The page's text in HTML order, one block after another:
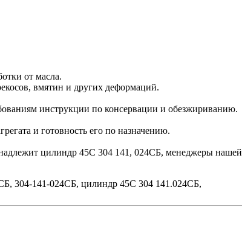
от масла.
вмятин и других деформаций.
инструкции по консервации и обезжириванию.
и готовность его по назначению.
цилиндр 45С 304 141, 024СБ, менеджеры нашей
304-141-024СБ, цилиндр 45С 304 141.024СБ,